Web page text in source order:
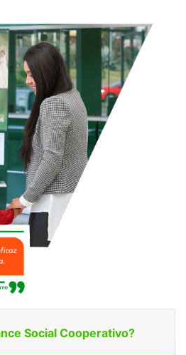
Social Cooperativo?